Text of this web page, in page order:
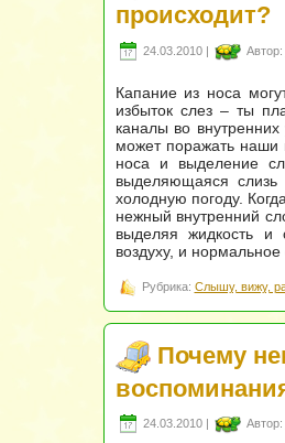
происходит?
24.03.2010 | Автор:
Капание из носа
избыток слез – ты
каналы во
может поражать наши
носа и выделение
выделяющаяся
холодную погоду.
нежный внутренний
выделяя жидкость и
воздуху, и
Рубрика: Слышу, вижу,
Почему
24.03.2010 | Автор: